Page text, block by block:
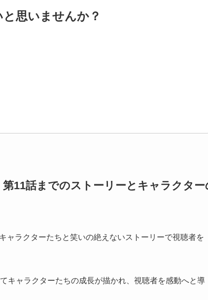
思いませんか？
11話までのストーリーとキャラクター
ャラクターたちと笑いの絶えないストーリーで視聴者を
キャラクターたちの成長が描かれ、視聴者を感動へと導